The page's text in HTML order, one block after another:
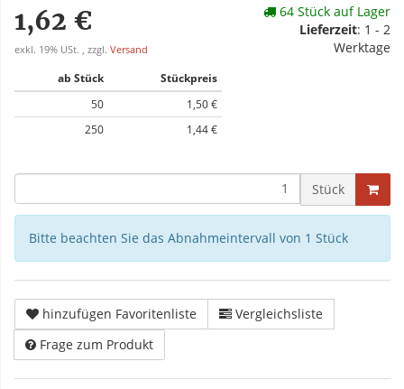
1,62 €
exkl. 19% USt. , zzgl. Versand
ab Stück
Stückpreis
50
1,50 €
250
1,44 €
64 Stück auf Lager
Lieferzeit: 1 - 2
Werktage
Stück
Bitte beachten Sie das Abnahmeintervall von 1 Stück
hinzufügen Favoritenliste
Vergleichsliste
Frage zum Produkt